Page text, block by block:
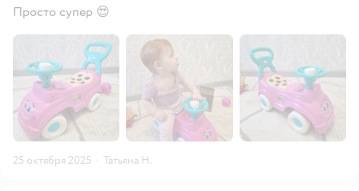
Просто супер 😍
25 октября 2025 · Татьяна Н.